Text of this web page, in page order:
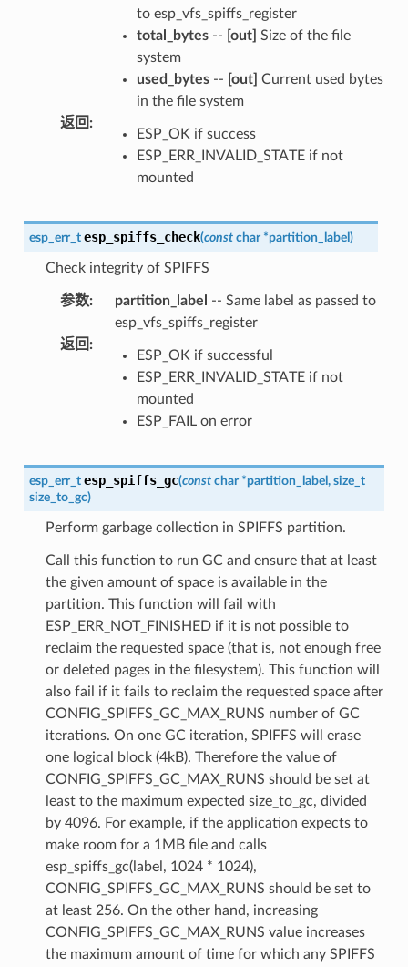
to esp_vfs_spiffs_register
total_bytes-- [out] Size of the file
system
used_bytes-- [out] Current used bytes
in the file system
返回 :
ESP_OK if success
ESP_ERR_INVALID_STATE if not
mounted
esp_err_t esp_spiffs_check(const char *partition_label )
Check integrity of SPIFFS
参数: partition_label
-- Same label as passed to
esp_vfs_spiffs_register
返回 :
ESP_OK if successful
ESP_ERR_INVALID_STATE if not
mounted
ESP_FAIL on error
esp_err_t esp_spiffs_gc(const char *partition_label , size_t
size_to_gc)
Perform garbage collection in SPIFFS partition.
Call this function to run GC and ensure that at least
the given amount of space is available in the
partition. This function will fail with
ESP_ERR_NOT_FINISHED if it is not possible to
reclaim the requested space (that is, not enough free
or deleted pages in the filesystem). This function will
also fail if it fails to reclaim the requested space after
CONFIG_SPIFFS_GC_MAX_RUNS number of GC
iterations. On one GC iteration, SPIFFS will erase
one logical block (4kB). Therefore the value of
CONFIG_SPIFFS_GC_MAX_RUNS should be set at
least to the maximum expected size_to_gc, divided
by 4096. For example, if the application expects to
make room for a 1MB file and calls
esp_spiffs_gc(label, 1024 * 1024),
CONFIG_SPIFFS_GC_MAX_RUNS should be set to
at least 256. On the other hand, increasing
CONFIG_SPIFFS_GC_MAX_RUNS value increases
the maximum amount of time for which any SPIFFS